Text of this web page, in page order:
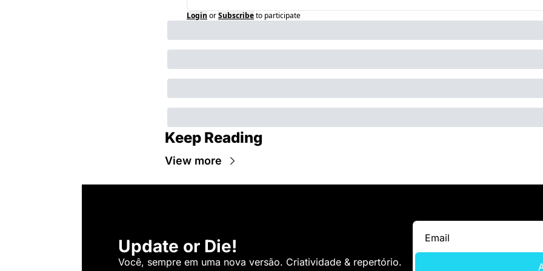
Login orSubscribeto participate
Keep Reading
View more
Update or Die!
Você, sempre em uma nova versão. Criatividade & repertório.